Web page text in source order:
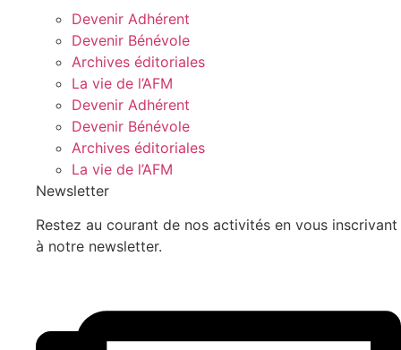
Devenir Adhérent
Devenir Bénévole
Archives éditoriales
La vie de l’AFM
Devenir Adhérent
Devenir Bénévole
Archives éditoriales
La vie de l’AFM
Newsletter
Restez au courant de nos activités en vous inscrivant
à notre newsletter.